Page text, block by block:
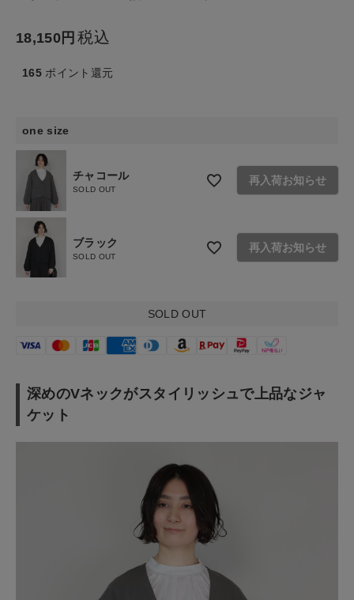
食品
ギフト
全ての商品
CONTENTS
特集
ご利用ガイド
お問い合わせ
18,150 税込
165 ポイント還元
one size
チャコール
SOLD OUT
再入荷お知らせ
ブラック
SOLD OUT
再入荷お知らせ
SOLD OUT
深めのVネックがスタイリッシュで上品なジャ
ケット